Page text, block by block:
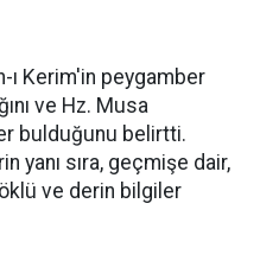
ı Kerim'in peygamber
ve Hz. Musa
bulduğunu belirtti.
yanı sıra, geçmişe dair,
ve derin bilgiler